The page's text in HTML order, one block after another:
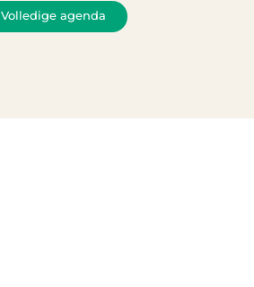
Volledige agenda